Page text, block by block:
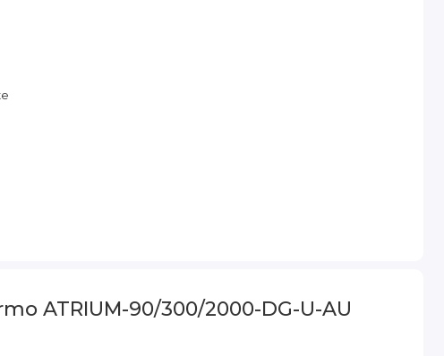
ATRIUM-90/300/2000-DG-U-AU